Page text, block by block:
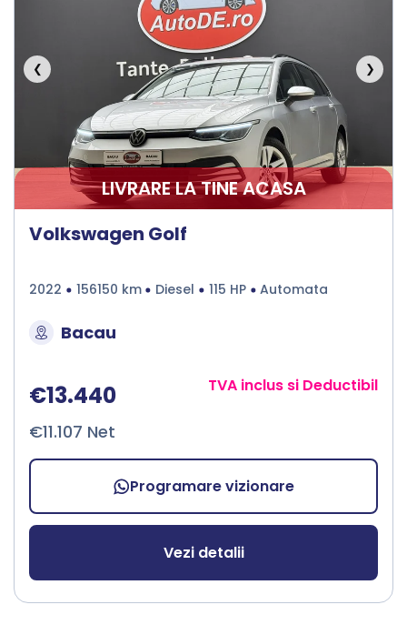
❮ ❯
LIVRARE LA TINE ACASA
Volkswagen Golf
2022 156150 km Diesel 115 HP Automata
Bacau
€13.440
€11.107 Net
TVA inclus si Deductibil
Programare vizionare
Vezi detalii